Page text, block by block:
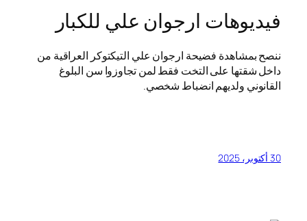
فيديوهات ارجوان علي للكبار
ننصح بمشاهدة فضيحة ارجوان علي التيكتوكر العراقية من
داخل شقتها على التخت فقط لمن تجاوزوا سن البلوغ
القانوني ولديهم انضباط شخصي.
30 أكتوبر، 2025